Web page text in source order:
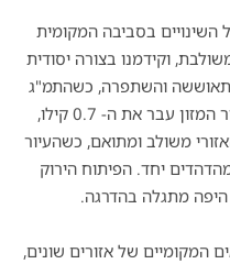
בסביבה המקומית
וקידמנו בצורה יסודית
והשתפרה, כשהתמ"ג
צפוי לעבור את 130 טריליון יואן. ייצור המזון עבר את ה- 0.7 קילו,
משולב ומתואם, כשהעיור
יחד. הפיתוח הירוק
היפה מתגלה בהדרגה.
המקומיים של אזורים שונים,